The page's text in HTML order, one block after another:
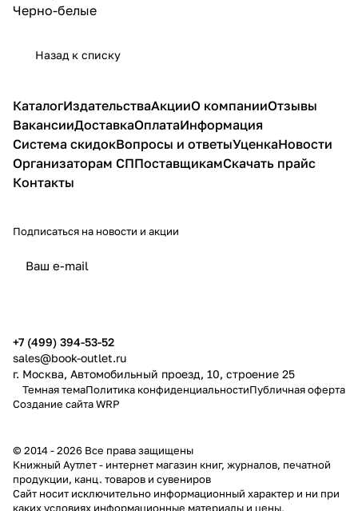
Черно-белые
Назад к списку
КаталогИздательстваАкцииО компанииОтзывы
ВакансииДоставкаОплатаИнформация
Система скидокВопросы и ответыУценкаНовости
Организаторам СППоставщикамСкачать прайс
Контакты
Подписаться на новости и акции
+7 (499) 394-53-52
sales@book-outlet.ru
г. Москва, Автомобильный проезд, 10, строение 25
Темная темаПолитика конфиденциальностиПубличная оферта
Создание сайтаWRP
© 2014 - 2026 Все права защищены
Книжный Аутлет - интернет магазин книг, журналов, печатной
продукции, канц. товаров и сувениров
Cайт носит исключительно информационный характер и ни при
каких условиях информационные материалы и цены,